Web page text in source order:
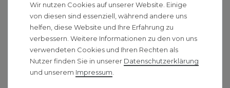
Die Comfort Warmwasserspeicher sind in
verschiedenen Größen verfügbar und passen
hervorragend zu Viessmann Vitodens 200-W Gas-
Brennwertthermen. Die Speicher überzeugen durch
einen hohen Warmwasserkomfort und sind je nach
Fassungsvermögen für einen Einsatz im Ein- oder
Mehrfamilienhaus geeignet. Die Comfort
Wir nutzen Cookies auf unserer Website. Einige
von diesen sind essenziell, während andere uns
helfen, diese Website und Ihre Erfahrung zu
verbessern. Weitere Informationen zu den von uns
verwendeten Cookies und Ihren Rechten als
Nutzer finden Sie in unserer Daten­schutz­erklärung
und unserem Impressum